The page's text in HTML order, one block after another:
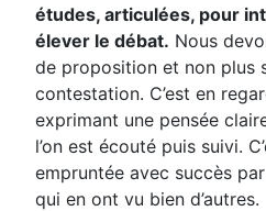
études, articulées, pour
élever le débat. Nous
de proposition et non plus
contestation. C’est en
exprimant une pensée
l’on est écouté puis suivi.
empruntée avec succès par
qui en ont vu bien d’autres.